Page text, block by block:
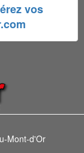
vos
Mont-d'Or